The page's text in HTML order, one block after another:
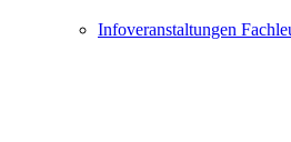
Infoveranstaltungen